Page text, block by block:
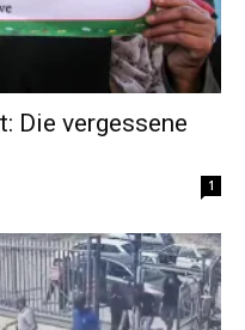
Die vergessene
1